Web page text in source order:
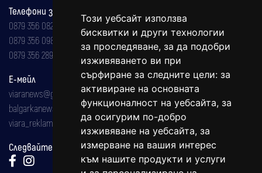
Този уебсайт използва
бисквитки и други технологии
за проследяване, за да подобри
изживяването ви при
сърфиране за следните цели: за
активиране на основната
функционалност на уебсайта, за
да осигурим по-добро
изживяване на уебсайта, за
измерване на вашия интерес
към нашите продукти и услуги
Телефони за реклама и абонаменти
0879 356 082
0879 356 098
0879 356 289
Е-мейл
viaranews@gmail.com
balgarkanews@gmail.com
viara_reklama@mail.bg
Следвайте ни: